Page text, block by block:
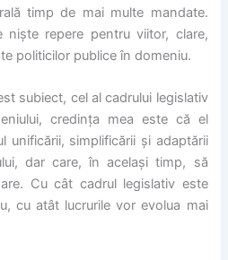
timp de mai multe mandate.
repere pentru viitor, clare,
politicilor publice în domeniu.
subiect, cel al cadrului legislativ
credința mea este că el
unificării, simplificării și adaptării
dar care, în același timp, să
Cu cât cadrul legislativ este
cu atât lucrurile vor evolua mai